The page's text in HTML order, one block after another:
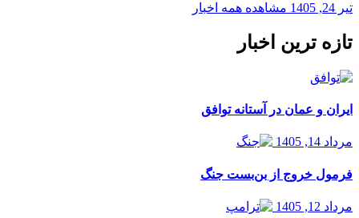
تیر 24, 1405 مشاهده همه اخبار
تازه ترین اخبار
ایران و عمان در آستانه توافق
مرداد 14, 1405
فرمول خروج از بن‌بست جنگ
مرداد 12, 1405